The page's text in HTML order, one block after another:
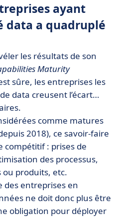
ayant
a quadruplé
les résultats de son
Maturity
sûre, les entreprises les
data creusent l’écart…
comme matures
2018), ce savoir-faire
compétitif : prises de
des processus,
ou produits, etc.
des entreprises en
ne doit donc plus être
obligation pour déployer